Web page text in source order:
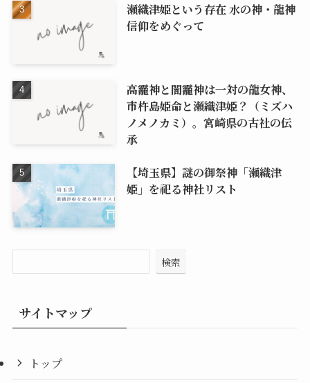
瀬織津姫という存在 水の神・龍神
信仰をめぐって
高龗神と闇龗神は一対の龍女神、
市杵島姫命と瀬織津姫？（ミズハ
ノメノカミ）。宮崎県の古社の伝
承
【埼玉県】謎の御祭神「瀬織津
姫」を祀る神社リスト
検索
サイトマップ
トップ